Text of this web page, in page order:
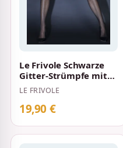
Le Frivole Schwarze
Gitter-Strümpfe mit
hohem Spitzenbund
LE FRIVOLE
19,90 €